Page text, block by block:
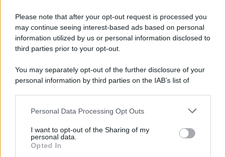
Please note that after your opt-out request is processed you
may continue seeing interest-based ads based on personal
information utilized by us or personal information disclosed to
third parties prior to your opt-out.
You may separately opt-out of the further disclosure of your
personal information by third parties on the IAB’s list of
This information may also be disclosed by us to third parties
disclose it to other third parties.
Please note that this website/app uses one or more Google
Personal Data Processing Opt Outs
I want to opt-out of the Sharing of my
personal data.
Opted In